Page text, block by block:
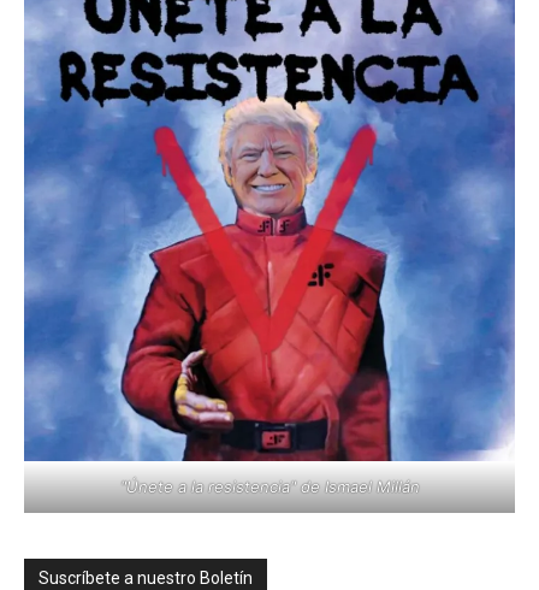
"Únete a la resistencia" de Ismael Millán
Suscríbete a nuestro Boletín